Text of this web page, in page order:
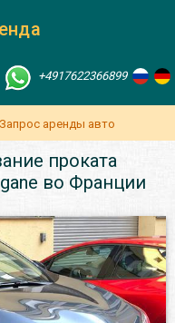
+4917622366899
Запрос аренды авто
проката
во Франции